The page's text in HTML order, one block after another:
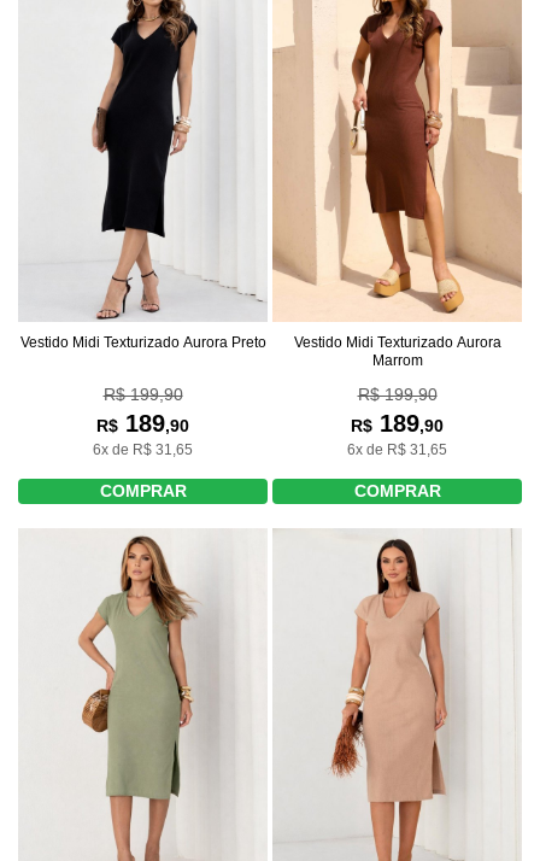
Vestido Midi Texturizado Aurora Preto
R$ 199,90
R$ 189,90
6x de R$ 31,65
COMPRAR
Vestido Midi Texturizado Aurora
Marrom
R$ 199,90
R$ 189,90
6x de R$ 31,65
COMPRAR